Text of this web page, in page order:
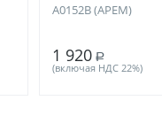
A0152B (APEM)
1 920 Р
(включая НДС 22%)